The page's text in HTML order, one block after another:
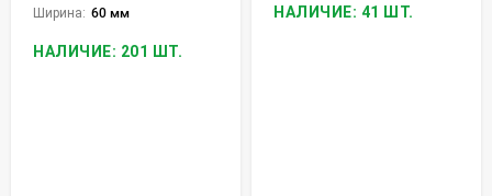
Ширина: 60 мм
НАЛИЧИЕ: 201 ШТ.
НАЛИЧИЕ: 41 ШТ.